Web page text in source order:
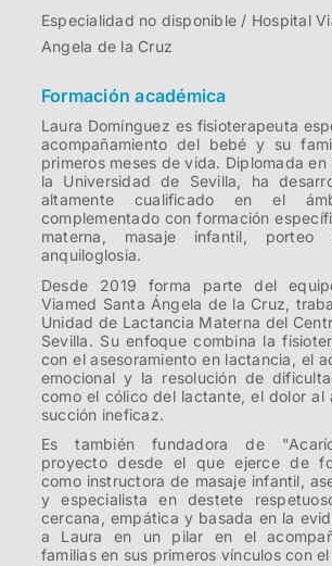
Especialidad no disponible / Hospital
Angela de la Cruz
Formación académica
Laura Domínguez es fisioterapeuta
acompañamiento del bebé y su
primeros meses de vida. Diplomada
la Universidad de Sevilla, ha
altamente cualificado en el
complementado con formación
materna, masaje infantil, porteo
anquiloglosia.
Desde 2019 forma parte del
Viamed Santa Ángela de la Cruz,
Unidad de Lactancia Materna del
Sevilla. Su enfoque combina la
con el asesoramiento en lactancia, el
emocional y la resolución de
como el cólico del lactante, el dolor al
succión ineficaz.
Es también fundadora de
proyecto desde el que ejerce de
como instructora de masaje infantil,
y especialista en destete
cercana, empática y basada en la
a Laura en un pilar en el
familias en sus primeros vínculos con